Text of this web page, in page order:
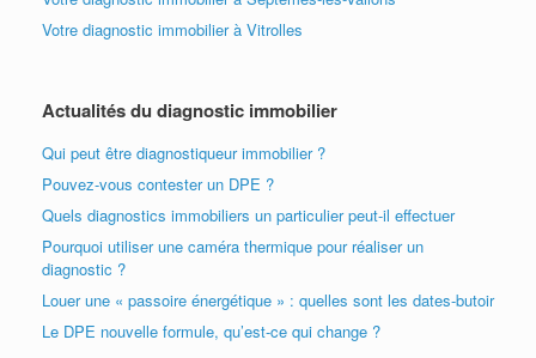
Votre diagnostic immobilier à Vitrolles
Actualités du diagnostic immobilier
Qui peut être diagnostiqueur immobilier ?
Pouvez-vous contester un DPE ?
Quels diagnostics immobiliers un particulier peut-il effectuer
Pourquoi utiliser une caméra thermique pour réaliser un
diagnostic ?
Louer une « passoire énergétique » : quelles sont les dates-butoir
Le DPE nouvelle formule, qu’est-ce qui change ?